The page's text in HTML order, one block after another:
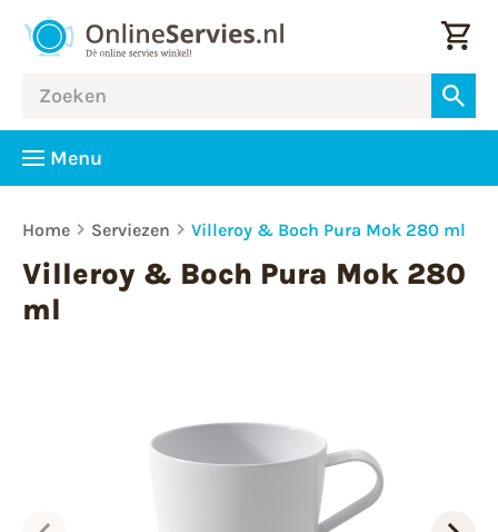
Menu
Home Serviezen Villeroy & Boch Pura Mok 280 ml
Villeroy & Boch Pura Mok 280
ml